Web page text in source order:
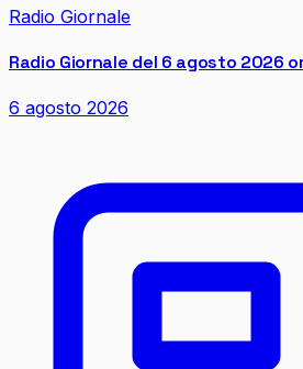
Radio Giornale
Radio Giornale del 6 agosto 2026
6 agosto 2026